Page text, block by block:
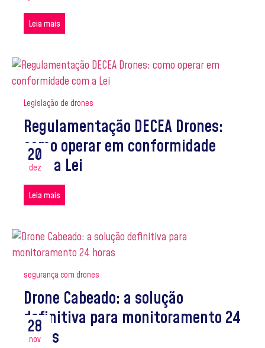
Leia mais
Legislação de drones
Regulamentação DECEA Drones:
como operar em conformidade
com a Lei
Leia mais
20
dez
segurança com drones
Drone Cabeado: a solução
definitiva para monitoramento 24
horas
28
nov